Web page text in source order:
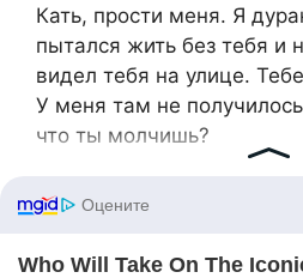
Кать, прости меня. Я
пытался жить без тебя и
видел тебя на улице.
У меня там не
что ты молчишь?
— И я тебя видела.
близко.